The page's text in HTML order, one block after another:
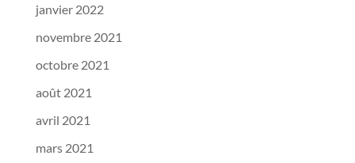
janvier 2022
novembre 2021
octobre 2021
août 2021
avril 2021
mars 2021